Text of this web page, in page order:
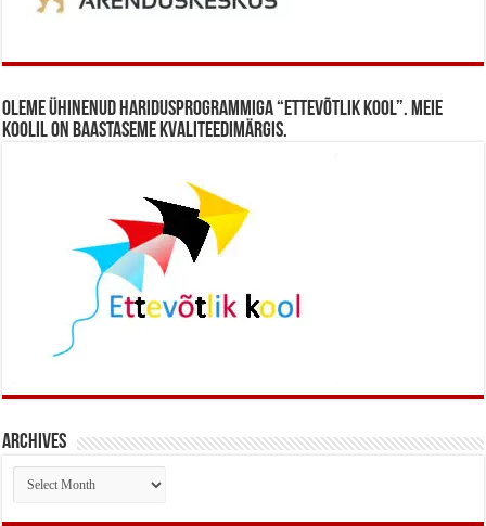
Oleme ühinenud haridusprogrammiga “Ettevõtlik Kool”. Meie
koolil on baastaseme kvaliteedimärgis.
Archives
Archives